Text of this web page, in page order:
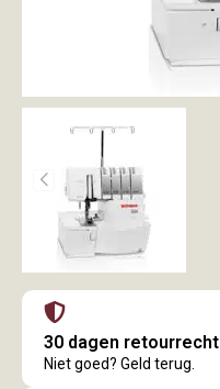
30 dagen retourrecht
Niet goed? Geld terug.